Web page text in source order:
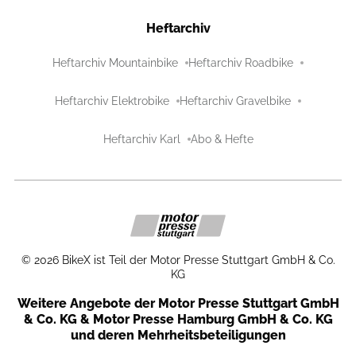
Heftarchiv
Heftarchiv Mountainbike Heftarchiv Roadbike
Heftarchiv Elektrobike Heftarchiv Gravelbike
Heftarchiv Karl Abo & Hefte
© 2026 BikeX ist Teil der Motor Presse Stuttgart GmbH & Co.
KG
Weitere Angebote der Motor Presse Stuttgart GmbH
& Co. KG & Motor Presse Hamburg GmbH & Co. KG
und deren Mehrheitsbeteiligungen